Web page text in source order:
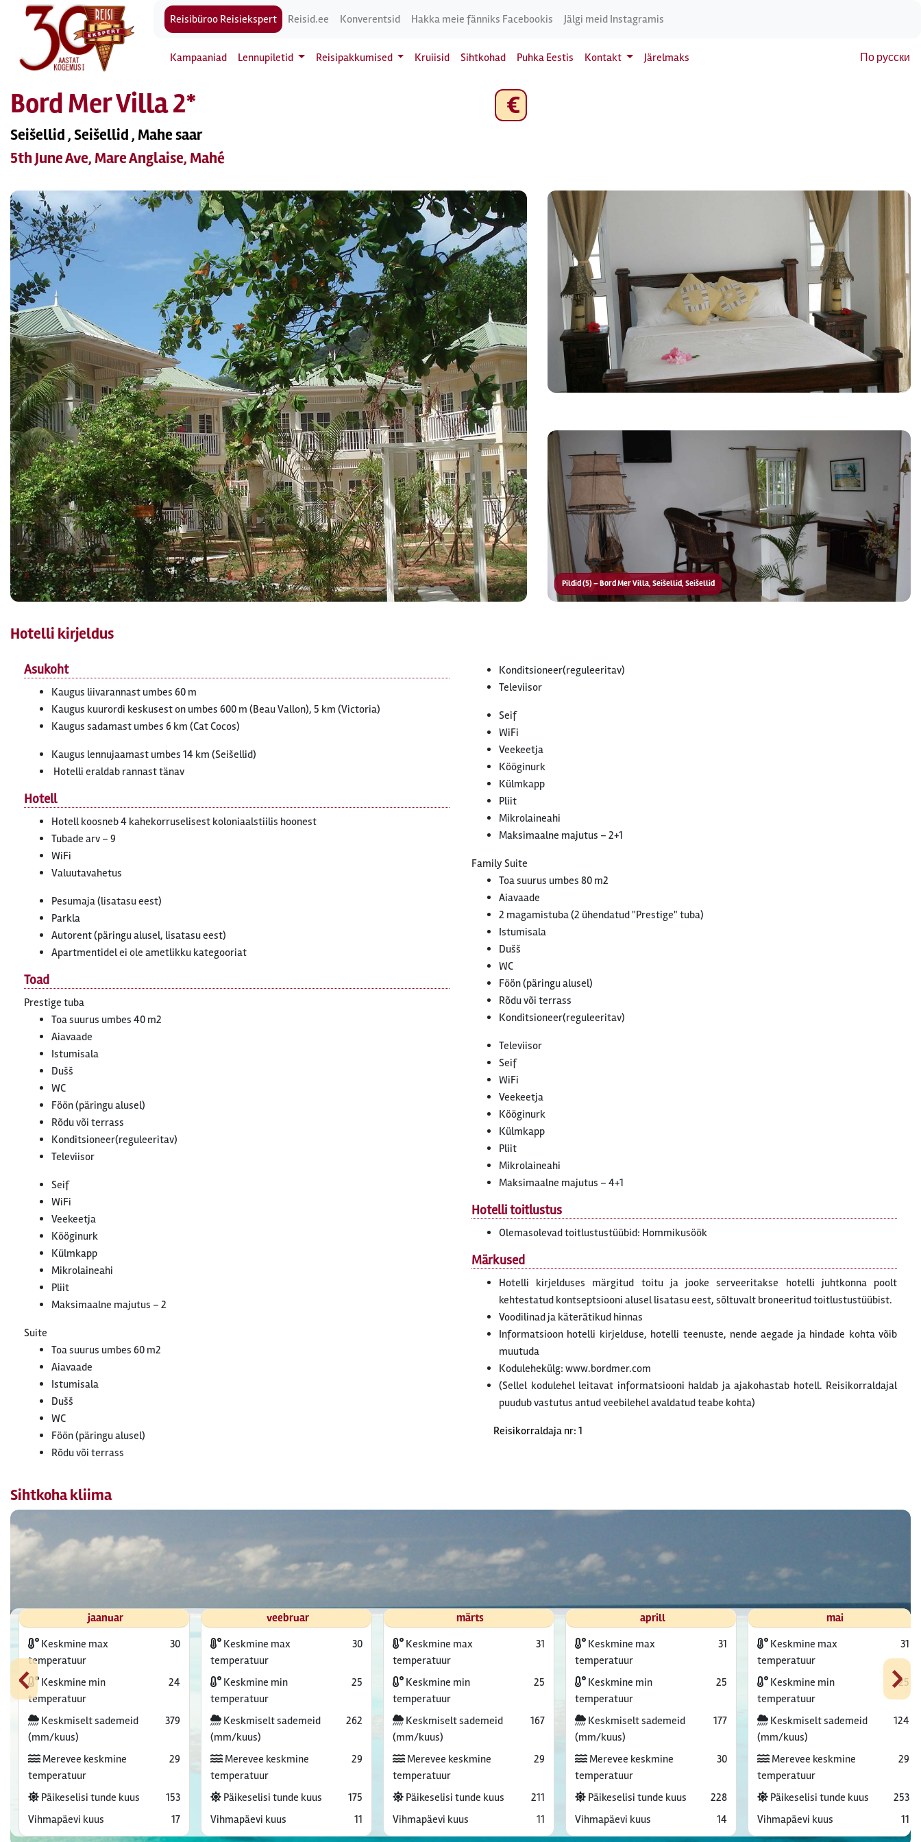
Reisibüroo Reisiekspert Reisid.ee Konverentsid Hakka meie fänniks Facebookis Jälgi meid Instagramis
Kampaaniad Lennupiletid Reisipakkumised Kruiisid Sihtkohad Puhka Eestis Kontakt Järelmaks По русски
Bord Mer Villa 2*
Seišellid , Seišellid , Mahe saar
5th June Ave, Mare Anglaise, Mahé
€
Pildid (5) – Bord Mer Villa, Seišellid, Seišellid
Hotelli kirjeldus
Asukoht
Kaugus liivarannast umbes 60 m
Kaugus kuurordi keskusest on umbes 600 m (Beau Vallon), 5 km (Victoria)
Kaugus sadamast umbes 6 km (Cat Cocos)
Kaugus lennujaamast umbes 14 km (Seišellid)
Hotelli eraldab rannast tänav
Hotell
Hotell koosneb 4 kahekorruselisest koloniaalstiilis hoonest
Tubade arv – 9
WiFi
Valuutavahetus
Pesumaja (lisatasu eest)
Parkla
Autorent (päringu alusel, lisatasu eest)
Apartmentidel ei ole ametlikku kategooriat
Toad
Prestige tuba
Toa suurus umbes 40 m2
Aiavaade
Istumisala
Dušš
WC
Föön (päringu alusel)
Rõdu või terrass
Konditsioneer(reguleeritav)
Televiisor
Seif
WiFi
Veekeetja
Kööginurk
Külmkapp
Mikrolaineahi
Pliit
Maksimaalne majutus – 2
Suite
Toa suurus umbes 60 m2
Aiavaade
Istumisala
Dušš
WC
Föön (päringu alusel)
Rõdu või terrass
Konditsioneer(reguleeritav)
Televiisor
Seif
WiFi
Veekeetja
Kööginurk
Külmkapp
Pliit
Mikrolaineahi
Maksimaalne majutus – 2+1
Family Suite
Toa suurus umbes 80 m2
Aiavaade
2 magamistuba (2 ühendatud "Prestige" tuba)
Istumisala
Dušš
WC
Föön (päringu alusel)
Rõdu või terrass
Konditsioneer(reguleeritav)
Televiisor
Seif
WiFi
Veekeetja
Kööginurk
Külmkapp
Pliit
Mikrolaineahi
Maksimaalne majutus – 4+1
Hotelli toitlustus
Olemasolevad toitlustustüübid: Hommikusöök
Märkused
Hotelli kirjelduses märgitud toitu ja jooke serveeritakse hotelli juhtkonna poolt
kehtestatud kontseptsiooni alusel lisatasu eest, sõltuvalt broneeritud toitlustustüübist.
Voodilinad ja käterätikud hinnas
Informatsioon hotelli kirjelduse, hotelli teenuste, nende aegade ja hindade kohta võib
muutuda
Kodulehekülg: www.bordmer.com
(Sellel kodulehel leitavat informatsiooni haldab ja ajakohastab hotell. Reisikorraldajal
puudub vastutus antud veebilehel avaldatud teabe kohta)
Reisikorraldaja nr: 1
Sihtkoha kliima
‹ ›
jaanuar
Keskmine max
temperatuur
30
Keskmine min
temperatuur
24
Keskmiselt sademeid
(mm/kuus)
379
Merevee keskmine
temperatuur
29
Päikeselisi tunde kuus
153
Vihmapäevi kuus
17
veebruar
Keskmine max
temperatuur
30
Keskmine min
temperatuur
25
Keskmiselt sademeid
(mm/kuus)
262
Merevee keskmine
temperatuur
29
Päikeselisi tunde kuus
175
Vihmapäevi kuus
11
märts
Keskmine max
temperatuur
31
Keskmine min
temperatuur
25
Keskmiselt sademeid
(mm/kuus)
167
Merevee keskmine
temperatuur
29
Päikeselisi tunde kuus
211
Vihmapäevi kuus
11
aprill
Keskmine max
temperatuur
31
Keskmine min
temperatuur
25
Keskmiselt sademeid
(mm/kuus)
177
Merevee keskmine
temperatuur
30
Päikeselisi tunde kuus
228
Vihmapäevi kuus
14
mai
Keskmine max
temperatuur
31
Keskmine min
temperatuur
25
Keskmiselt sademeid
(mm/kuus)
124
Merevee keskmine
temperatuur
29
Päikeselisi tunde kuus
253
Vihmapäevi kuus
11